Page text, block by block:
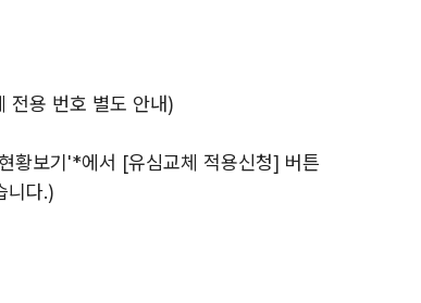
전용 번호 별도 안내)
보기'*에서 [유심교체 적용신청] 버튼
니다.)